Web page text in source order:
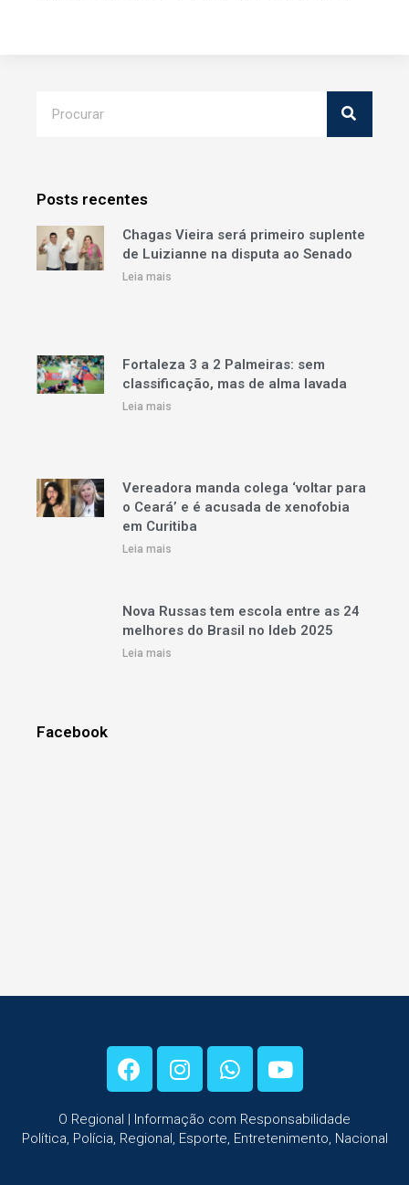
Posts recentes
Chagas Vieira será primeiro suplente
de Luizianne na disputa ao Senado
Leia mais
Fortaleza 3 a 2 Palmeiras: sem
classificação, mas de alma lavada
Leia mais
Vereadora manda colega ‘voltar para
o Ceará’ e é acusada de xenofobia
em Curitiba
Leia mais
Nova Russas tem escola entre as 24
melhores do Brasil no Ideb 2025
Leia mais
Facebook
O Regional | Informação com Responsabilidade
Política, Polícia, Regional, Esporte, Entretenimento, Nacional